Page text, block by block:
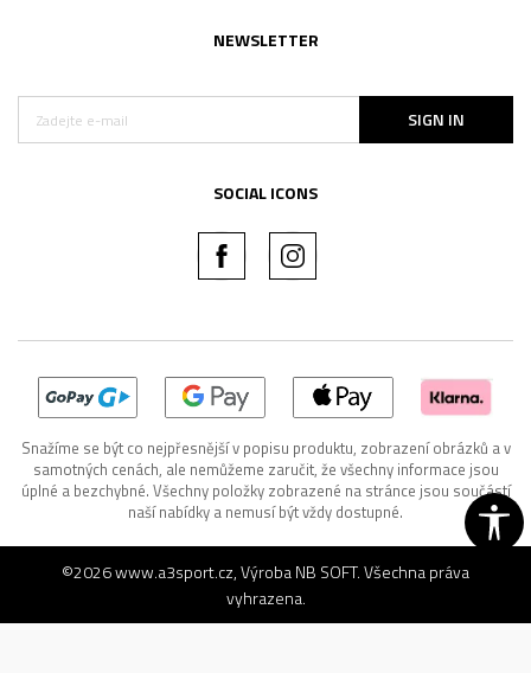
NEWSLETTER
SIGN IN
SOCIAL ICONS
Snažíme se být co nejpřesnější v popisu produktu, zobrazení obrázků a v
samotných cenách, ale nemůžeme zaručit, že všechny informace jsou
úplné a bezchybné. Všechny položky zobrazené na stránce jsou součástí
naší nabídky a nemusí být vždy dostupné.
©2026www.a3sport.cz, VýrobaNB SOFT. Všechna práva
vyhrazena.